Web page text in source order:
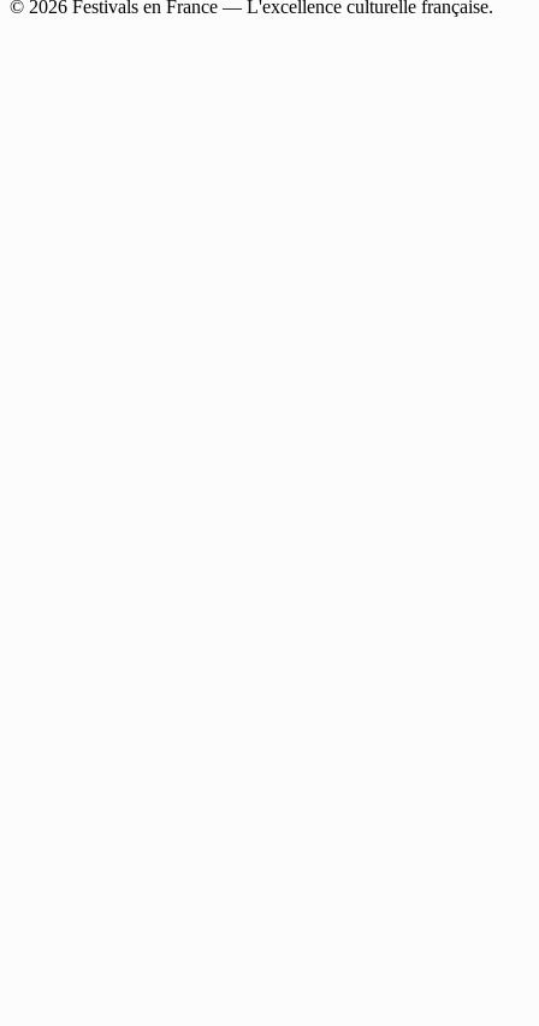
© 2026 Festivals en France — L'excellence culturelle française.